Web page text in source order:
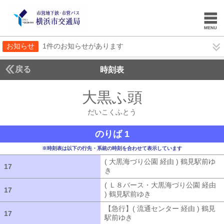
お知らせ 1件のお知らせがあります
戻る 時刻表
大黒ふ頭
だいこくふとう
のりば 1
※時刻表は以下の行先・系統の時刻を合わせて表示しています
17
( 大黒海づり公園 経由 ) 鶴見駅前ゆ
き
17
( Ｌ８バース・大黒海づり公園 経由
) 鶴見駅前ゆき
17
【急行】( 流通センター 経由 ) 鶴見
駅前ゆき